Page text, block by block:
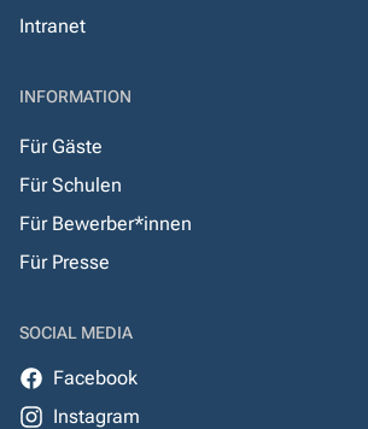
Intranet
INFORMATION
Für Gäste
Für Schulen
Für Bewerber*innen
Für Presse
SOCIAL MEDIA
Facebook
Instagram